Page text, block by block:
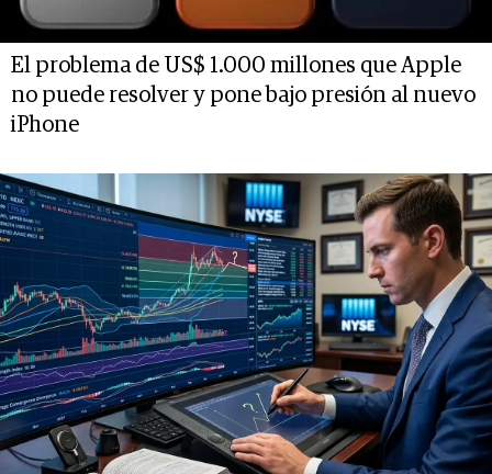
El problema de US$ 1.000 millones que Apple
no puede resolver y pone bajo presión al nuevo
iPhone